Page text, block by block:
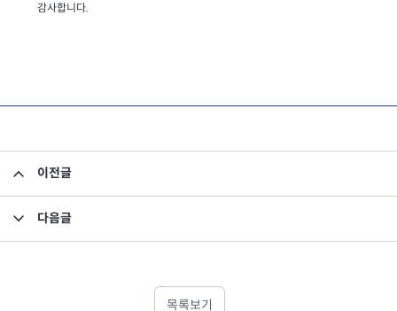
감사합니다.
이전글
다음글
목록보기